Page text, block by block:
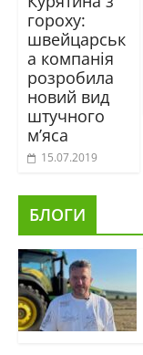
гороху:
швейцарськ
а компанія
розробила
новий вид
штучного
м’яса
15.07.2019
БЛОГИ